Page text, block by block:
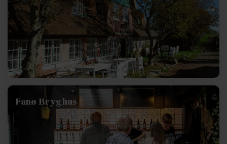
Fanø Bryghus